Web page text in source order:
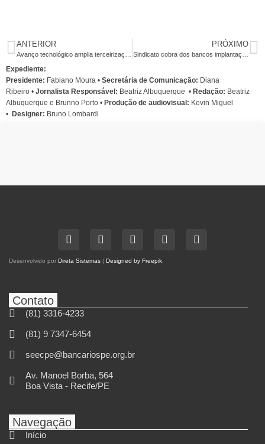
ANTERIOR PRÓXIMO
Expediente:
Presidente: Fabiano Moura • Secretária de Comunicação: Diana
Ribeiro • Jornalista Responsável: Beatriz Albuquerque • Redação: Beatriz
Albuquerque e Brunno Porto • Produção de audiovisual: Kevin Miguel
• Designer: Bruno Lombardi
Desenvolvido por Direta Sistemas Designed by Freepik.
Contato
(81) 3316-4233
(81) 9 7347-6454
seecpe@bancariospe.org.br
Av. Manoel Borba, 564
Boa Vista - Recife/PE
Navegação
Início